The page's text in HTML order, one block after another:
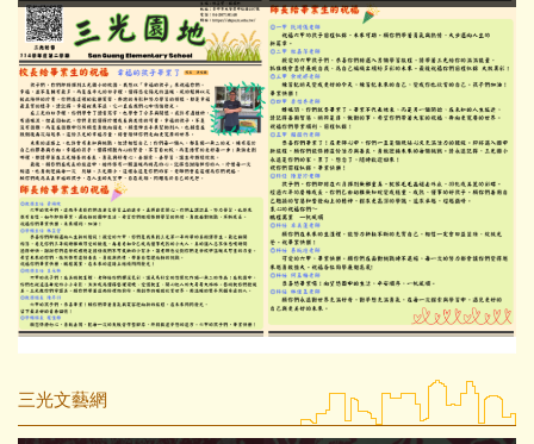
三光文藝網